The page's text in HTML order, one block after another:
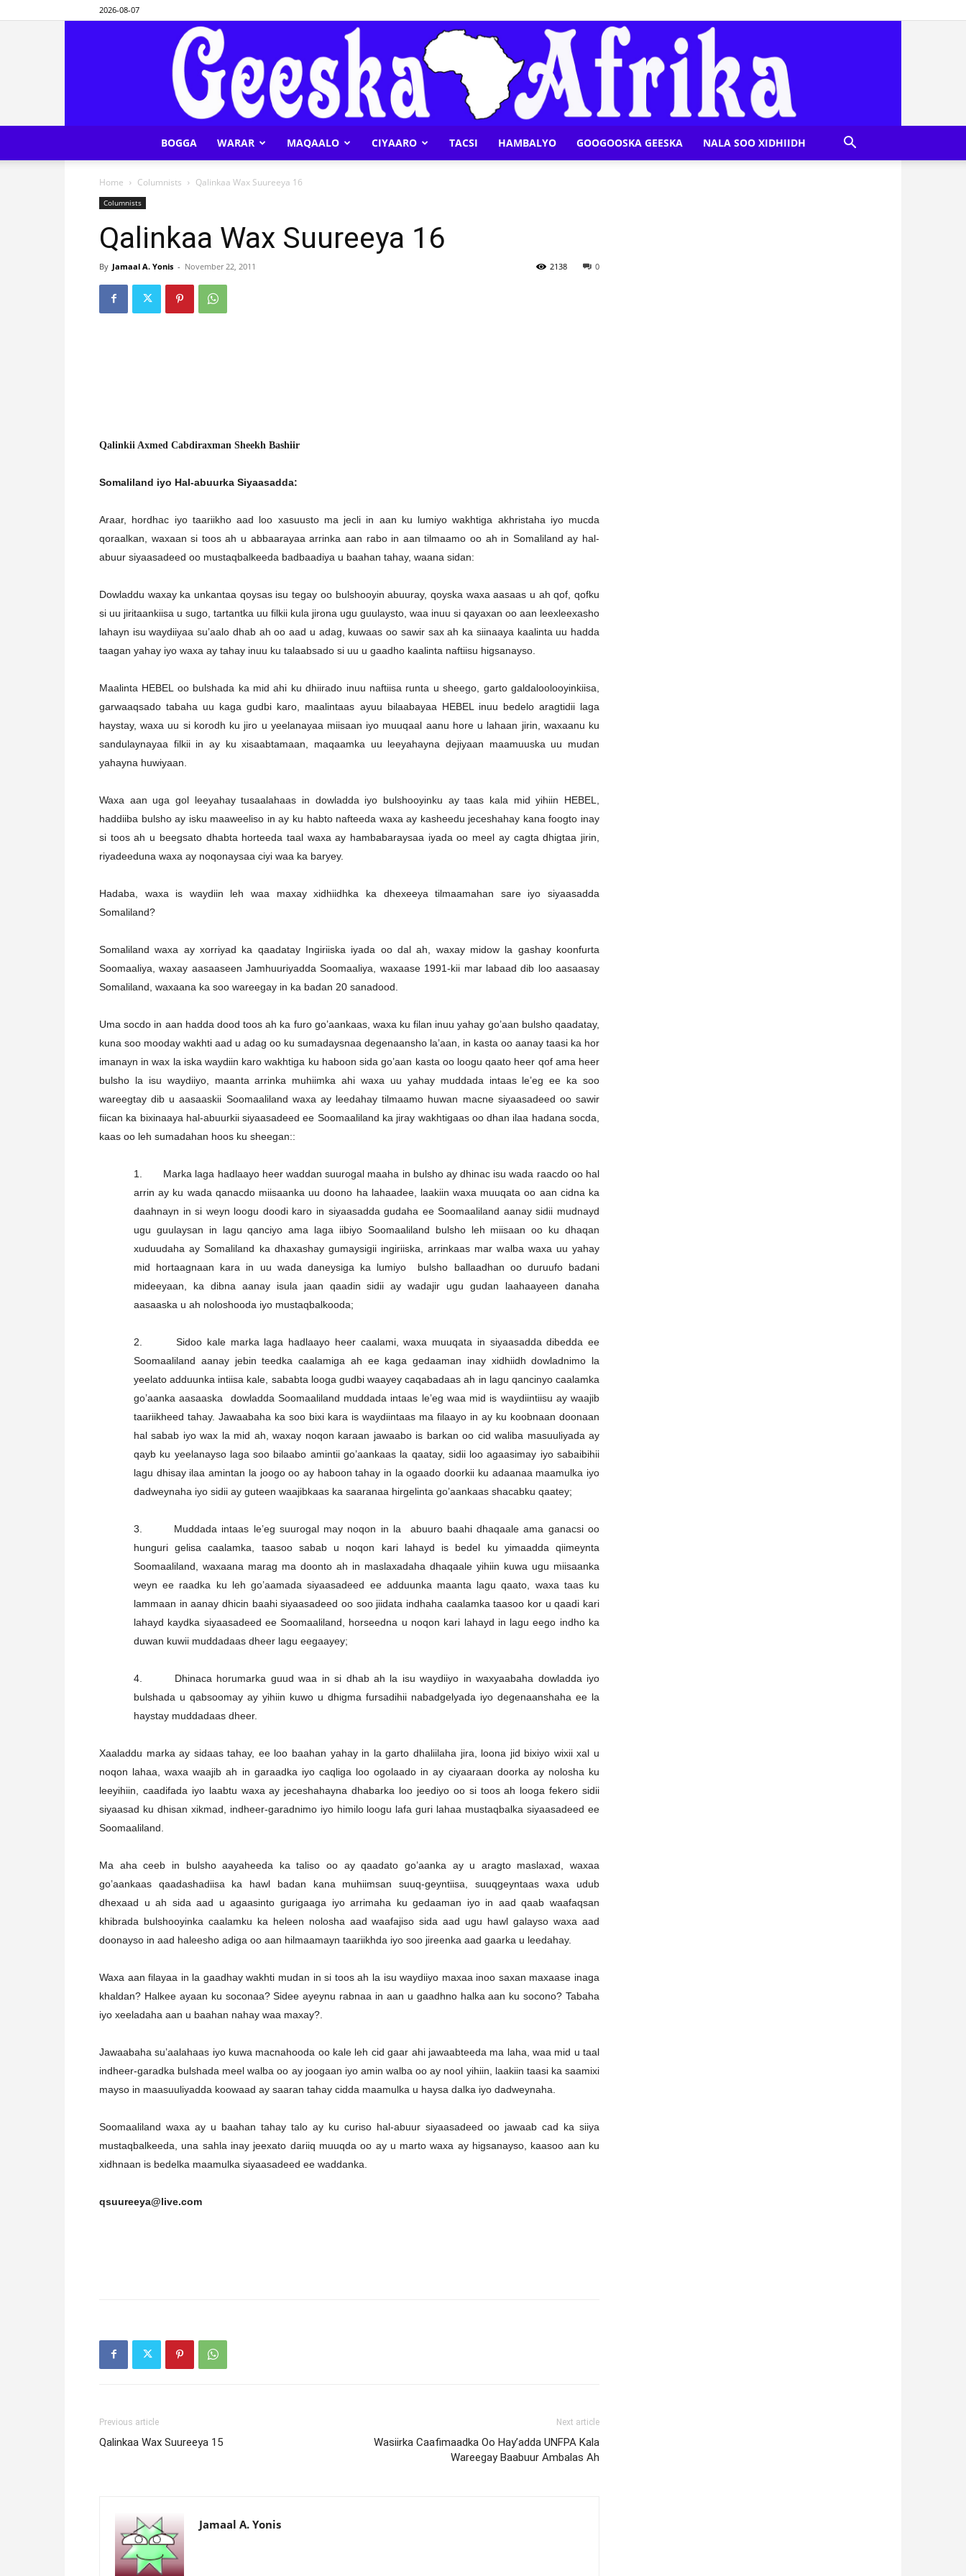
2026-08-07
BOGGA WARAR MAQAALO CIYAARO TACSI HAMBALYO GOOGOOSKA GEESKA NALA SOO XIDHIIDH
Home Columnists Qalinkaa Wax Suureeya 16
Columnists
Qalinkaa Wax Suureeya 16
By Jamaal A. Yonis - November 22, 2011 0
2138
Qalinkii Axmed Cabdiraxman Sheekh Bashiir
Somaliland iyo Hal-abuurka Siyaasadda:
Araar, hordhac iyo taariikho aad loo xasuusto ma jecli in aan ku lumiyo wakhtiga akhristaha iyo mucda
qoraalkan, waxaan si toos ah u abbaarayaa arrinka aan rabo in aan tilmaamo oo ah in Somaliland ay hal-
abuur siyaasadeed oo mustaqbalkeeda badbaadiya u baahan tahay, waana sidan:
Dowladdu waxay ka unkantaa qoysas isu tegay oo bulshooyin abuuray, qoyska waxa aasaas u ah qof, qofku
si uu jiritaankiisa u sugo, tartantka uu filkii kula jirona ugu guulaysto, waa inuu si qayaxan oo aan leexleexasho
lahayn isu waydiiyaa su’aalo dhab ah oo aad u adag, kuwaas oo sawir sax ah ka siinaaya kaalinta uu hadda
taagan yahay iyo waxa ay tahay inuu ku talaabsado si uu u gaadho kaalinta naftiisu higsanayso.
Maalinta HEBEL oo bulshada ka mid ahi ku dhiirado inuu naftiisa runta u sheego, garto galdaloolooyinkiisa,
garwaaqsado tabaha uu kaga gudbi karo, maalintaas ayuu bilaabayaa HEBEL inuu bedelo aragtidii laga
haystay, waxa uu si korodh ku jiro u yeelanayaa miisaan iyo muuqaal aanu hore u lahaan jirin, waxaanu ku
sandulaynayaa filkii in ay ku xisaabtamaan, maqaamka uu leeyahayna dejiyaan maamuuska uu mudan
yahayna huwiyaan.
Waxa aan uga gol leeyahay tusaalahaas in dowladda iyo bulshooyinku ay taas kala mid yihiin HEBEL,
haddiiba bulsho ay isku maaweeliso in ay ku habto nafteeda waxa ay kasheedu jeceshahay kana foogto inay
si toos ah u beegsato dhabta horteeda taal waxa ay hambabaraysaa iyada oo meel ay cagta dhigtaa jirin,
riyadeeduna waxa ay noqonaysaa ciyi waa ka baryey.
Hadaba, waxa is waydiin leh waa maxay xidhiidhka ka dhexeeya tilmaamahan sare iyo siyaasadda
Somaliland?
Somaliland waxa ay xorriyad ka qaadatay Ingiriiska iyada oo dal ah, waxay midow la gashay koonfurta
Soomaaliya, waxay aasaaseen Jamhuuriyadda Soomaaliya, waxaase 1991-kii mar labaad dib loo aasaasay
Somaliland, waxaana ka soo wareegay in ka badan 20 sanadood.
Uma socdo in aan hadda dood toos ah ka furo go’aankaas, waxa ku filan inuu yahay go’aan bulsho qaadatay,
kuna soo mooday wakhti aad u adag oo ku sumadaysnaa degenaansho la’aan, in kasta oo aanay taasi ka hor
imanayn in wax la iska waydiin karo wakhtiga ku haboon sida go’aan kasta oo loogu qaato heer qof ama heer
bulsho la isu waydiiyo, maanta arrinka muhiimka ahi waxa uu yahay muddada intaas le’eg ee ka soo
wareegtay dib u aasaaskii Soomaaliland waxa ay leedahay tilmaamo huwan macne siyaasadeed oo sawir
fiican ka bixinaaya hal-abuurkii siyaasadeed ee Soomaaliland ka jiray wakhtigaas oo dhan ilaa hadana socda,
kaas oo leh sumadahan hoos ku sheegan::
1. Marka laga hadlaayo heer waddan suurogal maaha in bulsho ay dhinac isu wada raacdo oo hal
arrin ay ku wada qanacdo miisaanka uu doono ha lahaadee, laakiin waxa muuqata oo aan cidna ka
daahnayn in si weyn loogu doodi karo in siyaasadda gudaha ee Soomaaliland aanay sidii mudnayd
ugu guulaysan in lagu qanciyo ama laga iibiyo Soomaaliland bulsho leh miisaan oo ku dhaqan
xuduudaha ay Somaliland ka dhaxashay gumaysigii ingiriiska, arrinkaas mar walba waxa uu yahay
mid hortaagnaan kara in uu wada daneysiga ka lumiyo bulsho ballaadhan oo duruufo badani
mideeyaan, ka dibna aanay isula jaan qaadin sidii ay wadajir ugu gudan laahaayeen danaha
aasaaska u ah noloshooda iyo mustaqbalkooda;
2. Sidoo kale marka laga hadlaayo heer caalami, waxa muuqata in siyaasadda dibedda ee
Soomaaliland aanay jebin teedka caalamiga ah ee kaga gedaaman inay xidhiidh dowladnimo la
yeelato adduunka intiisa kale, sababta looga gudbi waayey caqabadaas ah in lagu qancinyo caalamka
go’aanka aasaaska dowladda Soomaaliland muddada intaas le’eg waa mid is waydiintiisu ay waajib
taariikheed tahay. Jawaabaha ka soo bixi kara is waydiintaas ma filaayo in ay ku koobnaan doonaan
hal sabab iyo wax la mid ah, waxay noqon karaan jawaabo is barkan oo cid waliba masuuliyada ay
qayb ku yeelanayso laga soo bilaabo amintii go’aankaas la qaatay, sidii loo agaasimay iyo sabaibihii
lagu dhisay ilaa amintan la joogo oo ay haboon tahay in la ogaado doorkii ku adaanaa maamulka iyo
dadweynaha iyo sidii ay guteen waajibkaas ka saaranaa hirgelinta go’aankaas shacabku qaatey;
3. Muddada intaas le’eg suurogal may noqon in la abuuro baahi dhaqaale ama ganacsi oo
hunguri gelisa caalamka, taasoo sabab u noqon kari lahayd is bedel ku yimaadda qiimeynta
Soomaaliland, waxaana marag ma doonto ah in maslaxadaha dhaqaale yihiin kuwa ugu miisaanka
weyn ee raadka ku leh go’aamada siyaasadeed ee adduunka maanta lagu qaato, waxa taas ku
lammaan in aanay dhicin baahi siyaasadeed oo soo jiidata indhaha caalamka taasoo kor u qaadi kari
lahayd kaydka siyaasadeed ee Soomaaliland, horseedna u noqon kari lahayd in lagu eego indho ka
duwan kuwii muddadaas dheer lagu eegaayey;
4. Dhinaca horumarka guud waa in si dhab ah la isu waydiiyo in waxyaabaha dowladda iyo
bulshada u qabsoomay ay yihiin kuwo u dhigma fursadihii nabadgelyada iyo degenaanshaha ee la
haystay muddadaas dheer.
Xaaladdu marka ay sidaas tahay, ee loo baahan yahay in la garto dhaliilaha jira, loona jid bixiyo wixii xal u
noqon lahaa, waxa waajib ah in garaadka iyo caqliga loo ogolaado in ay ciyaaraan doorka ay nolosha ku
leeyihiin, caadifada iyo laabtu waxa ay jeceshahayna dhabarka loo jeediyo oo si toos ah looga fekero sidii
siyaasad ku dhisan xikmad, indheer-garadnimo iyo himilo loogu lafa guri lahaa mustaqbalka siyaasadeed ee
Soomaaliland.
Ma aha ceeb in bulsho aayaheeda ka taliso oo ay qaadato go’aanka ay u aragto maslaxad, waxaa
go’aankaas qaadashadiisa ka hawl badan kana muhiimsan suuq-geyntiisa, suuqgeyntaas waxa udub
dhexaad u ah sida aad u agaasinto gurigaaga iyo arrimaha ku gedaaman iyo in aad qaab waafaqsan
khibrada bulshooyinka caalamku ka heleen nolosha aad waafajiso sida aad ugu hawl galayso waxa aad
doonayso in aad haleesho adiga oo aan hilmaamayn taariikhda iyo soo jireenka aad gaarka u leedahay.
Waxa aan filayaa in la gaadhay wakhti mudan in si toos ah la isu waydiiyo maxaa inoo saxan maxaase inaga
khaldan? Halkee ayaan ku soconaa? Sidee ayeynu rabnaa in aan u gaadhno halka aan ku socono? Tabaha
iyo xeeladaha aan u baahan nahay waa maxay?.
Jawaabaha su’aalahaas iyo kuwa macnahooda oo kale leh cid gaar ahi jawaabteeda ma laha, waa mid u taal
indheer-garadka bulshada meel walba oo ay joogaan iyo amin walba oo ay nool yihiin, laakiin taasi ka saamixi
mayso in maasuuliyadda koowaad ay saaran tahay cidda maamulka u haysa dalka iyo dadweynaha.
Soomaaliland waxa ay u baahan tahay talo ay ku curiso hal-abuur siyaasadeed oo jawaab cad ka siiya
mustaqbalkeeda, una sahla inay jeexato dariiq muuqda oo ay u marto waxa ay higsanayso, kaasoo aan ku
xidhnaan is bedelka maamulka siyaasadeed ee waddanka.
qsuureeya@live.com
Previous article
Qalinkaa Wax Suureeya 15
Next article
Wasiirka Caafimaadka Oo Hay’adda UNFPA Kala
Wareegay Baabuur Ambalas Ah
Jamaal A. Yonis